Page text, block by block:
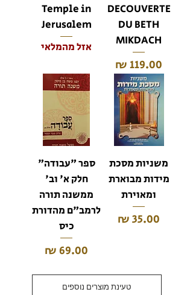
DECOUVERTE
DU BETH
MIKDACH
מחיר
Temple in
Jerusalem
אזל מהמלאי
משניות מסכת
מידות מבוארת
ומאוירת
מחיר
ספר "עבודה"
חלק א' וב'
ממשנה תורה
לרמב"ם מהדורת
כיס
מחיר
טעינת מוצרים נוספים